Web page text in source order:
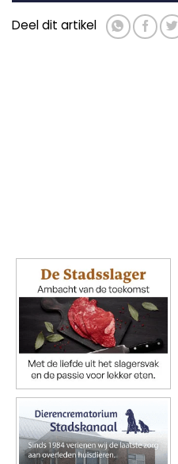
Deel dit artikel